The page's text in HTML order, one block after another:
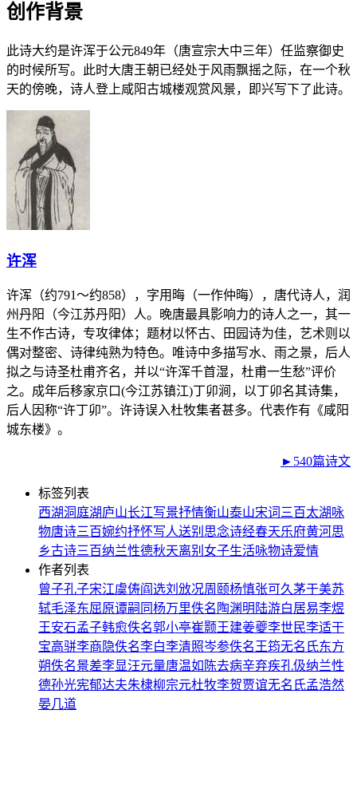
创作背景
此诗大约是许浑于公元849年（唐宣宗大中三年）任监察御史
的时候所写。此时大唐王朝已经处于风雨飘摇之际，在一个秋
天的傍晚，诗人登上咸阳古城楼观赏风景，即兴写下了此诗。
许浑
许浑（约791～约858），字用晦（一作仲晦），唐代诗人，润
州丹阳（今江苏丹阳）人。晚唐最具影响力的诗人之一，其一
生不作古诗，专攻律体；题材以怀古、田园诗为佳，艺术则以
偶对整密、诗律纯熟为特色。唯诗中多描写水、雨之景，后人
拟之与诗圣杜甫齐名，并以“许浑千首湿，杜甫一生愁”评价
之。成年后移家京口(今江苏镇江)丁卯涧，以丁卯名其诗集，
后人因称“许丁卯”。许诗误入杜牧集者甚多。代表作有《咸阳
城东楼》。
►540篇诗文
标签列表
西湖洞庭湖庐山长江写景抒情衡山泰山宋词三百太湖 咏
物唐诗三百婉约抒怀写人送别 思念诗经春天乐府黄河思
乡古诗三百纳兰性德秋天离别 女子生活咏物诗爱情
作者列表
曾子孔子宋江虞俦阎选刘攽况周颐杨慎张可久茅于美苏
轼毛泽东屈原谭嗣同杨万里佚名 陶渊明 陆游白居易李煜
王安石孟子韩愈佚名郭小亭崔颢王建姜夔李世民李适干
宝高骈李商隐佚名李白李清照岑参佚名 王筠无名氏东方
朔佚名景差李显汪元量唐温如 陈去病辛弃疾孔伋纳兰性
德孙光宪郁达夫朱棣柳宗元杜牧李贺贾谊无名氏孟浩然
晏几道